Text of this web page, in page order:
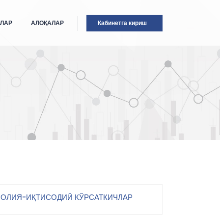
Кабинетга кириш
АЛОҚАЛАР
ИҚТИСОДИЙ КЎРСАТКИЧЛАР